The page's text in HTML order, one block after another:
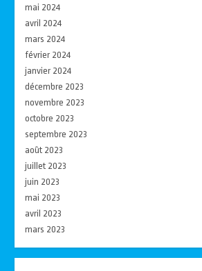
mai 2024
avril 2024
mars 2024
février 2024
janvier 2024
décembre 2023
novembre 2023
octobre 2023
septembre 2023
août 2023
juillet 2023
juin 2023
mai 2023
avril 2023
mars 2023